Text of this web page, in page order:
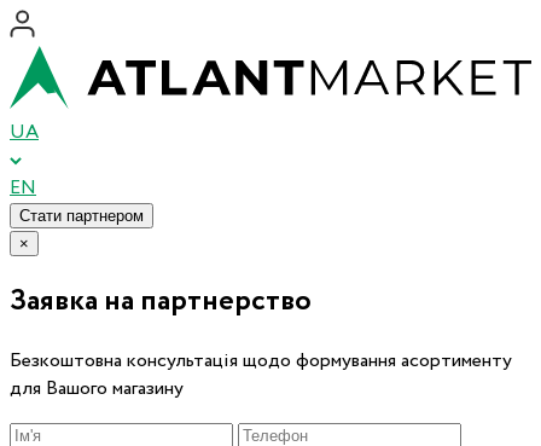
UA
EN
Стати партнером
×
Заявка на партнерство
Безкоштовна консультація щодо формування асортименту
для Вашого магазину